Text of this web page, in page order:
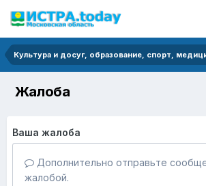
Культура и досуг, образование, спорт,
Жалоба
Ваша жалоба
Дополнительно отправьте
жалобой.